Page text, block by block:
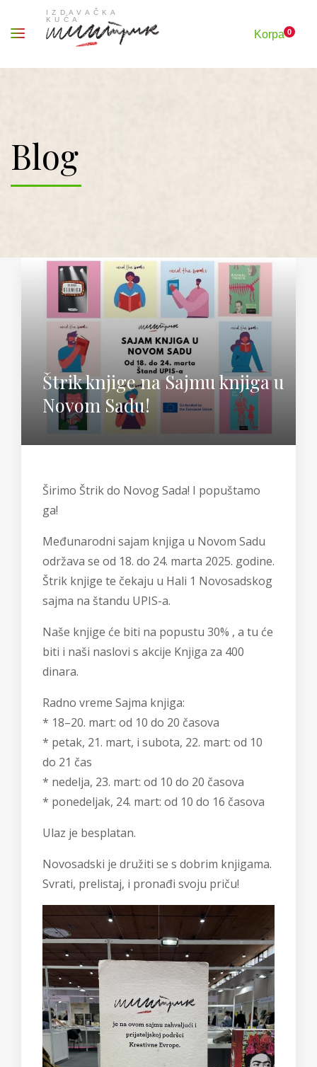
Korpa0
Blog
Štrik knjige na Sajmu knjiga u
Novom Sadu!
Širimo Štrik do Novog Sada! I popuštamo
ga!
Međunarodni sajam knjiga u Novom Sadu
održava se od 18. do 24. marta 2025. godine.
Štrik knjige te čekaju u Hali 1 Novosadskog
sajma na štandu UPIS-a.
Naše knjige će biti na popustu 30% , a tu će
biti i naši naslovi s akcije Knjiga za 400
dinara.
Radno vreme Sajma knjiga:
* 18–20. mart: od 10 do 20 časova
* petak, 21. mart, i subota, 22. mart: od 10
do 21 čas
* nedelja, 23. mart: od 10 do 20 časova
* ponedeljak, 24. mart: od 10 do 16 časova
Ulaz je besplatan.
Novosadski je družiti se s dobrim knjigama.
Svrati, prelistaj, i pronađi svoju priču!